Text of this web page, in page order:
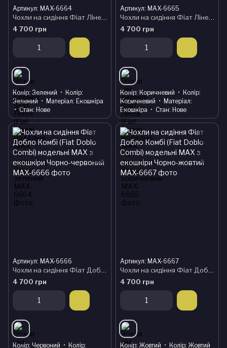
Артикул: MAX-6664
Чохли на сидіння Фіат Лінеа (Fiat Linea) модельні MAX з екошкіри Чорно-зелений
4 700 грн
Колір Зелений
Колір
Зелений
Матеріал Екошкіра
Стан Нове
Артикул: MAX-6665
Чохли на сидіння Фіат Лінеа (Fiat Linea) модельні MAX з екошкіри Чорно-коричневий
4 700 грн
Колір Коричневий
Колір
Коричневий
Матеріал
Екошкіра
Стан Нове
Артикул: MAX-6666
Чохли на сидіння Фіат Добло Комбі (Fiat Doblo Combi) модельні MAX з екошкіри Чорно-червоний
4 700 грн
Колір Червоний
Колір
Артикул: MAX-6667
Чохли на сидіння Фіат Добло Комбі (Fiat Doblo Combi) модельні MAX з екошкіри Чорно-жовтий
4 700 грн
Колір Жовтий Колір Жовтий